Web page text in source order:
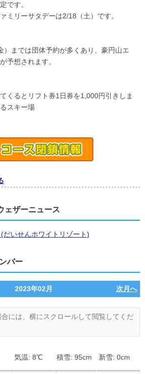
です。
ミリーサタデーは2/18（土）です。
）までは団体予約が多くあり、豪円山エ
予想されます。
くるとリフト券1日券を1,000円引きしま
スキー場
ェザーニュース
だいせんホワイトリゾート)
バー
2023年02月 次月へ
気温: 8℃ 積雪: 95cm 新雪: 0cm